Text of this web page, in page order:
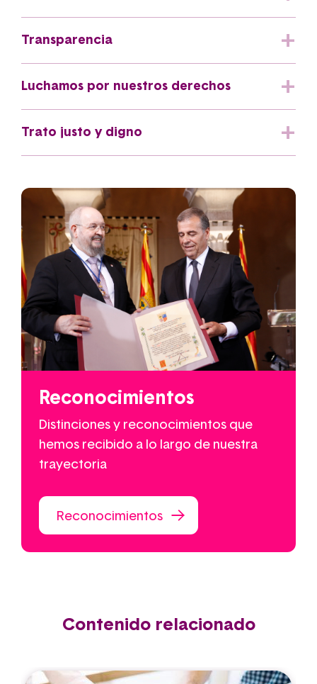
Transparencia
Luchamos por nuestros derechos
Trato justo y digno
Reconocimientos
Distinciones y reconocimientos que
hemos recibido a lo largo de nuestra
trayectoria
Reconocimientos
Contenido relacionado